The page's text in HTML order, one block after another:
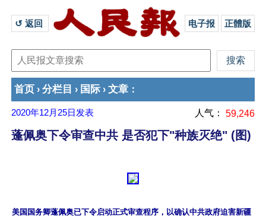
↺ 返回 电子报 正體版
首页 › 分栏目 › 国际 › 文章 ：
2020年12月25日 发表 人气： 59,246
蓬佩奥下令审查中共 是否犯下"种族灭绝" (图)
美国国务卿蓬佩奥已下令启动正式审查程序，以确认中共政府迫害新疆